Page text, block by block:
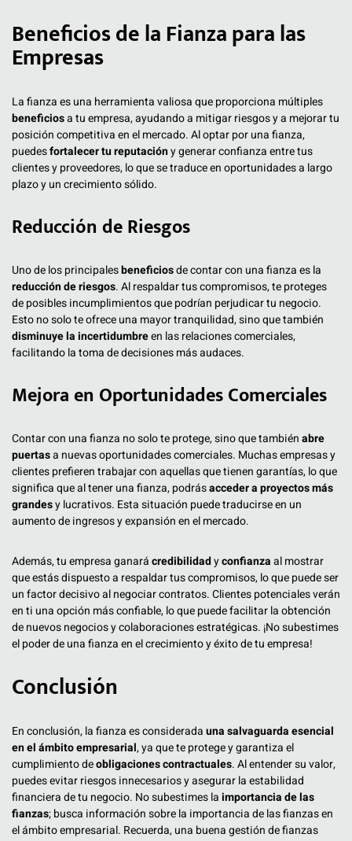
Beneficios de la Fianza para las
Empresas
La fianza es una herramienta valiosa que proporciona múltiples
beneficiosa tu empresa, ayudando a mitigar riesgos y a mejorar tu
posición competitiva en el mercado. Al optar por una fianza,
puedesfortalecer tu reputacióny generar confianza entre tus
clientes y proveedores, lo que se traduce en oportunidades a largo
plazo y un crecimiento sólido.
Reducción de Riesgos
Uno de los principalesbeneficiosde contar con una fianza es la
reducción de riesgos. Al respaldar tus compromisos, te proteges
de posibles incumplimientos que podrían perjudicar tu negocio.
Esto no solo te ofrece una mayor tranquilidad, sino que también
disminuye la incertidumbreen las relaciones comerciales,
facilitando la toma de decisiones más audaces.
Mejora en Oportunidades Comerciales
Contar con una fianza no solo te protege, sino que tambiénabre
puertasa nuevas oportunidades comerciales. Muchas empresas y
clientes prefieren trabajar con aquellas que tienen garantías, lo que
significa que al tener una fianza, podrásacceder a proyectos más
grandesy lucrativos. Esta situación puede traducirse en un
aumento de ingresos y expansión en el mercado.
Además, tu empresa ganarácredibilidadyconfianzaal mostrar
que estás dispuesto a respaldar tus compromisos, lo que puede ser
un factor decisivo al negociar contratos. Clientes potenciales verán
en ti una opción más confiable, lo que puede facilitar la obtención
de nuevos negocios y colaboraciones estratégicas. ¡No subestimes
el poder de una fianza en el crecimiento y éxito de tu empresa!
Conclusión
En conclusión, la fianza es consideradauna salvaguarda esencial
en el ámbito empresarial, ya que te protege y garantiza el
cumplimiento deobligaciones contractuales. Al entender su valor,
puedes evitar riesgos innecesarios y asegurar la estabilidad
financiera de tu negocio. No subestimes laimportancia de las
fianzas; busca información sobre la importancia de las fianzas en
el ámbito empresarial. Recuerda, una buena gestión de fianzas